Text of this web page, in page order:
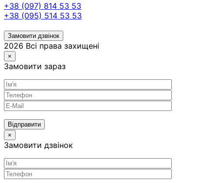
+38 (097) 814 53 53
+38 (095) 514 53 53
Замовити дзвінок
2026 Всі права захищені
×
Замовити зараз
Відправити
×
Замовити дзвінок